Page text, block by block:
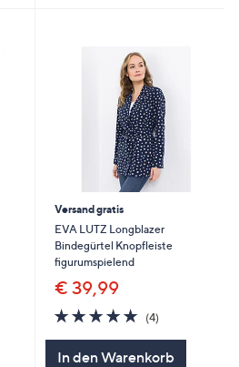
Versand gratis
EVA LUTZ Longblazer
Bindegürtel Knopfleiste
figurumspielend
€ 39,99
4.8
von
5
(4)
In den Warenkorb